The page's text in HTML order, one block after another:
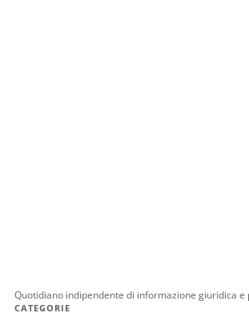
Quotidiano indipendente di informazione giuridica e
CATEGORIE